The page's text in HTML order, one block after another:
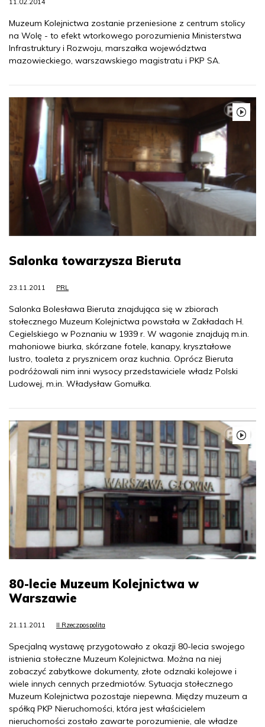
11.02.2014
Muzeum Kolejnictwa zostanie przeniesione z centrum stolicy
na Wolę - to efekt wtorkowego porozumienia Ministerstwa
Infrastruktury i Rozwoju, marszałka województwa
mazowieckiego, warszawskiego magistratu i PKP SA.
Salonka towarzysza Bieruta
23.11.2011 PRL
Salonka Bolesława Bieruta znajdująca się w zbiorach
stołecznego Muzeum Kolejnictwa powstała w Zakładach H.
Cegielskiego w Poznaniu w 1939 r. W wagonie znajdują m.in.
mahoniowe biurka, skórzane fotele, kanapy, kryształowe
lustro, toaleta z prysznicem oraz kuchnia. Oprócz Bieruta
podróżowali nim inni wysocy przedstawiciele władz Polski
Ludowej, m.in. Władysław Gomułka.
80-lecie Muzeum Kolejnictwa w
Warszawie
21.11.2011 II Rzeczpospolita
Specjalną wystawę przygotowało z okazji 80-lecia swojego
istnienia stołeczne Muzeum Kolejnictwa. Można na niej
zobaczyć zabytkowe dokumenty, złote odznaki kolejowe i
wiele innych cennych przedmiotów. Sytuacja stołecznego
Muzeum Kolejnictwa pozostaje niepewna. Między muzeum a
spółką PKP Nieruchomości, która jest właścicielem
nieruchomości zostało zawarte porozumienie, ale władze